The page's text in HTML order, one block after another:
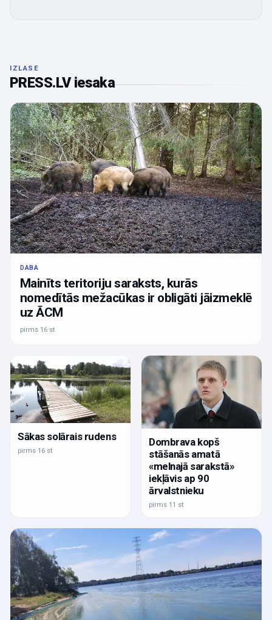
IZLASE
PRESS.LV iesaka
DABA
Mainīts teritoriju saraksts, kurās
nomedītās mežacūkas ir obligāti jāizmeklē
uz ĀCM
pirms 16 st
Sākas solārais rudens
pirms 16 st
Dombrava kopš
stāšanās amatā
«melnajā sarakstā»
iekļāvis ap 90
ārvalstnieku
pirms 11 st